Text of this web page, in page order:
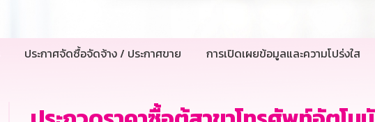
ประกาศจัดซื้อจัดจ้าง / ประกาศขาย การเปิดเผยข้อมูลและความโปร่งใส